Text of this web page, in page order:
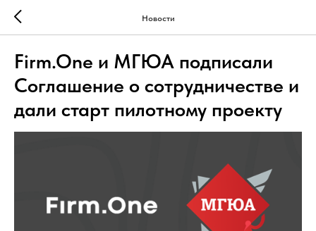
Новости
Firm.One и МГЮА подписали
Соглашение о сотрудничестве и
дали старт пилотному проекту